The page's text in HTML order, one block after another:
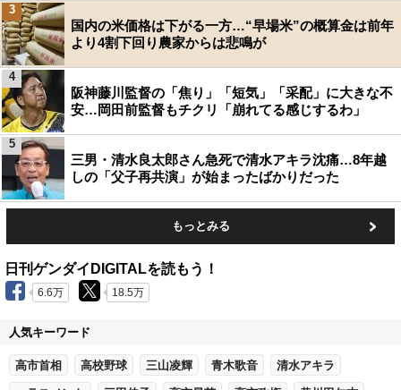
国内の米価格は下がる一方…“早場米”の概算金は前年
より4割下回り農家からは悲鳴が
3
阪神藤川監督の「焦り」「短気」「采配」に大きな不
安…岡田前監督もチクリ「崩れてる感じするわ」
4
三男・清水良太郎さん急死で清水アキラ沈痛…8年越
しの「父子再共演」が始まったばかりだった
5
もっとみる
日刊ゲンダイDIGITALを読もう！
6.6万 18.5万
人気キーワード
高市首相 高校野球 三山凌輝 青木歌音 清水アキラ